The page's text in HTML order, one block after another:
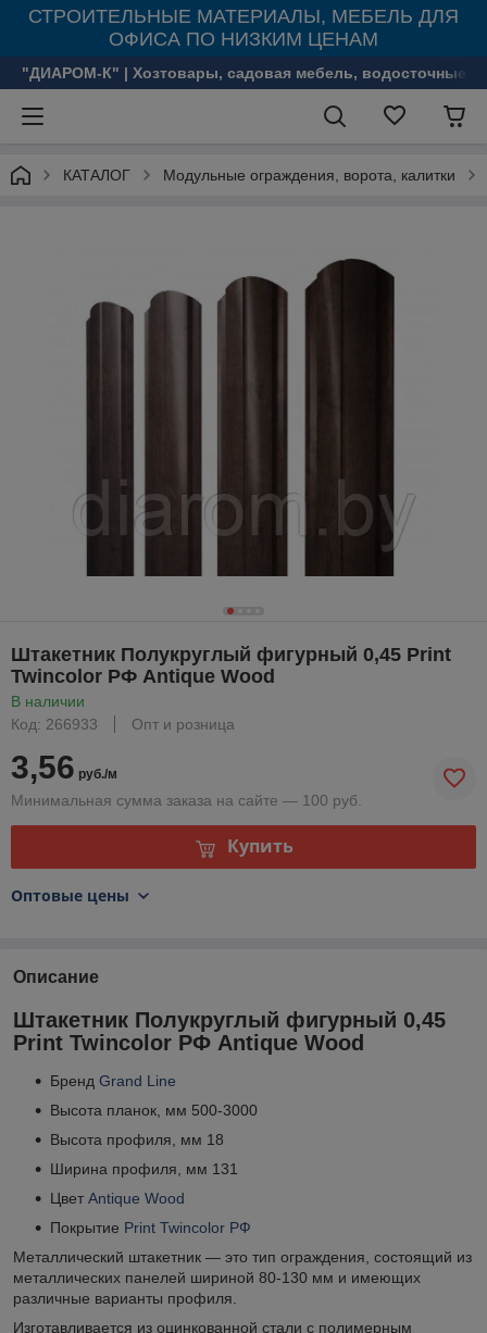
СТРОИТЕЛЬНЫЕ МАТЕРИАЛЫ, МЕБЕЛЬ ДЛЯ
ОФИСА ПО НИЗКИМ ЦЕНАМ
"ДИАРОМ-К" | Хозтовары, садовая мебель, водосточные
КАТАЛОГ Модульные ограждения, ворота, калитки
Штакетник Полукруглый фигурный 0,45 Print
Twincolor РФ Antique Wood
В наличии
Код: 266933
Опт и розница
3,56 руб./м
Минимальная сумма заказа на сайте — 100 руб.
Купить
Оптовые цены
Описание
Штакетник Полукруглый фигурный 0,45
Print Twincolor РФ Antique Wood
Бренд Grand Line
Высота планок, мм 500-3000
Высота профиля, мм 18
Ширина профиля, мм 131
Цвет Antique Wood
Покрытие Print Twincolor РФ
Металлический штакетник — это тип ограждения, состоящий из
металлических панелей шириной 80-130 мм и имеющих
различные варианты профиля.
Изготавливается из оцинкованной стали с полимерным